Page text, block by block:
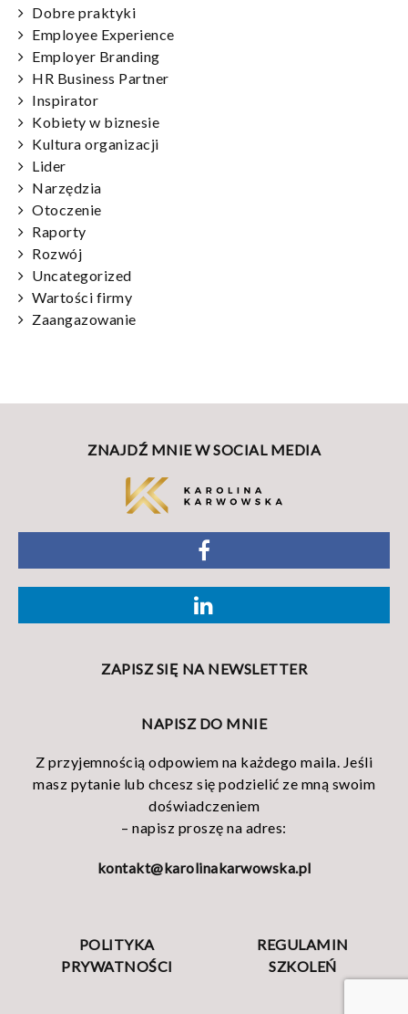
Dobre praktyki
Employee Experience
Employer Branding
HR Business Partner
Inspirator
Kobiety w biznesie
Kultura organizacji
Lider
Narzędzia
Otoczenie
Raporty
Rozwój
Uncategorized
Wartości firmy
Zaangazowanie
ZNAJDŹ MNIE W SOCIAL MEDIA
ZAPISZ SIĘ NA NEWSLETTER
NAPISZ DO MNIE
Z przyjemnością odpowiem na każdego maila. Jeśli
masz pytanie lub chcesz się podzielić ze mną swoim
doświadczeniem
– napisz proszę na adres:
kontakt@karolinakarwowska.pl
POLITYKA
PRYWATNOŚCI
REGULAMIN
SZKOLEŃ